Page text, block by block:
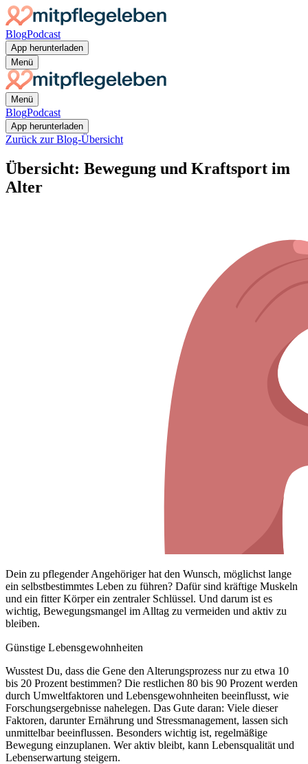
BlogPodcast
App herunterladen
Menü
Menü
BlogPodcast
App herunterladen
Zurück zur Blog-Übersicht
Übersicht: Bewegung und Kraftsport im
Alter
Dein zu pflegender Angehöriger hat den Wunsch, möglichst lange
ein selbstbestimmtes Leben zu führen? Dafür sind kräftige Muskeln
und ein fitter Körper ein zentraler Schlüssel. Und darum ist es
wichtig, Bewegungsmangel im Alltag zu vermeiden und aktiv zu
bleiben.
Günstige Lebensgewohnheiten
Wusstest Du, dass die Gene den Alterungsprozess nur zu etwa 10
bis 20 Prozent bestimmen? Die restlichen 80 bis 90 Prozent werden
durch Umweltfaktoren und Lebensgewohnheiten beeinflusst, wie
Forschungsergebnisse nahelegen. Das Gute daran: Viele dieser
Faktoren, darunter Ernährung und Stressmanagement, lassen sich
unmittelbar beeinflussen. Besonders wichtig ist, regelmäßige
Bewegung einzuplanen. Wer aktiv bleibt, kann Lebensqualität und
Lebenserwartung steigern.